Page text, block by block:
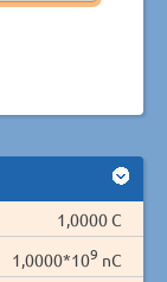
1,0000 C
1,0000*109 nC